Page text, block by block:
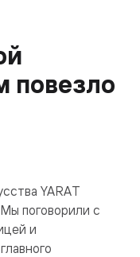
повезло
YARAT
поговорили с
и